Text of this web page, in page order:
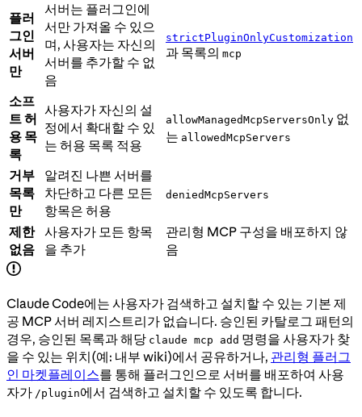
플러
그인
서버
만
서버는 플러그인에
서만 가져올 수 있으
며, 사용자는 자신의
서버를 추가할 수 없
음
strictPluginOnlyCustomization
과 목록의 mcp
소프
트 허
용 목
록
사용자가 자신의 설
정에서 확대할 수 있
는 허용 목록 적용
allowManagedMcpServersOnly 없
는 allowedMcpServers
거부
목록
만
알려진 나쁜 서버를
차단하고 다른 모든
항목은 허용
deniedMcpServers
제한
없음
사용자가 모든 항목
을 추가
관리형 MCP 구성을 배포하지 않
음
Claude Code에는 사용자가 검색하고 설치할 수 있는 기본 제
공 MCP 서버 레지스트리가 없습니다. 승인된 카탈로그 패턴의
경우, 승인된 목록과 해당 claude mcp add 명령을 사용자가 찾
을 수 있는 위치(예: 내부 wiki)에서 공유하거나, 관리형 플러그
인 마켓플레이스를 통해 플러그인으로 서버를 배포하여 사용
자가 /plugin에서 검색하고 설치할 수 있도록 합니다.